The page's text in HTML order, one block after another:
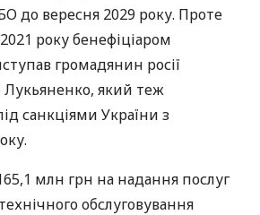
до вересня 2029 року. Проте
року бенефіціаром
громадянин росії
який теж
санкціями України з
млн грн на надання послуг
обслуговування